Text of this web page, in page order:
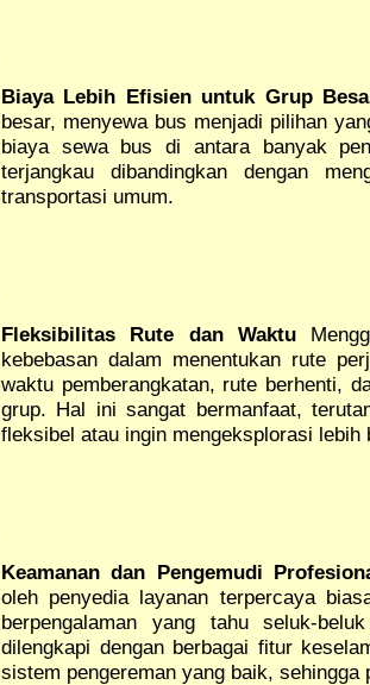
Biaya Lebih Efisien untuk Grup
besar, menyewa bus menjadi pilihan
biaya sewa bus di antara banyak
terjangkau dibandingkan dengan
transportasi umum.
Fleksibilitas Rute dan Waktu
kebebasan dalam menentukan rute
waktu pemberangkatan, rute berhenti,
grup. Hal ini sangat bermanfaat,
fleksibel atau ingin mengeksplorasi lebih
Keamanan dan Pengemudi
oleh penyedia layanan terpercaya
berpengalaman yang tahu seluk-
dilengkapi dengan berbagai fitur
sistem pengereman yang baik, sehingga